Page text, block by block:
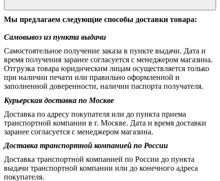
Мы предлагаем следующие способы доставки товара:
Самовывоз из пункта выдачи
Самостоятельное получение заказа в пункте выдачи. Дата и
время получения заранее согласуется с менеджером магазина.
Отгрузка товара юридическим лицам осуществляется только
при наличии печати или правильно оформленной и
заполненной доверенности, наличии паспорта получателя.
Курьерская доставка по Москве
Доставка по адресу покупателя или до пункта приема
транспортной компании в г. Москве. Дата и время доставки
заранее согласуется с менеджером магазина.
Доставка транспортной компанией по России
Доставка транспортной компанией по России до пункта
выдачи транспортной компании или до конечного адреса
покупателя.